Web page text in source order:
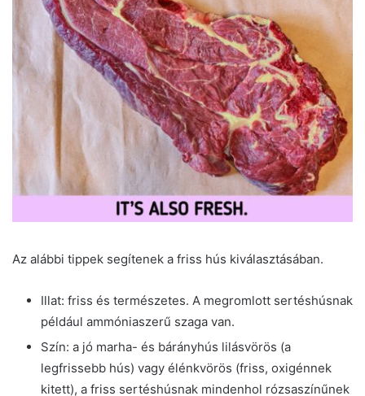
Az alábbi tippek segítenek a friss hús kiválasztásában.
Illat: friss és természetes. A megromlott sertéshúsnak
például ammóniaszerű szaga van.
Szín: a jó marha- és bárányhús lilásvörös (a
legfrissebb hús) vagy élénkvörös (friss, oxigénnek
kitett), a friss sertéshúsnak mindenhol rózsaszínűnek